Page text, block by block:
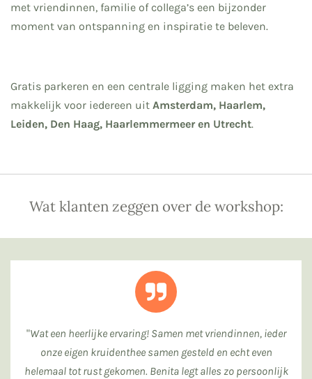
met vriendinnen, familie of collega’s een bijzonder
moment van ontspanning en inspiratie te beleven.
Gratis parkeren en een centrale ligging maken het extra
makkelijk voor iedereen uit Amsterdam, Haarlem,
Leiden, Den Haag, Haarlemmermeer en Utrecht.
Wat klanten zeggen over de workshop:
"Wat een heerlijke ervaring! Samen met vriendinnen, ieder
onze eigen kruidenthee samen gesteld en echt even
helemaal tot rust gekomen. Benita legt alles zo persoonlijk